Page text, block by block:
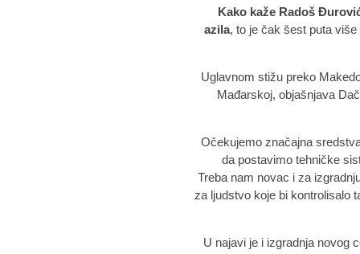
Kako kaže Radoš
azila, to je čak šest puta više
Uglavnom stižu preko
Mađarskoj, objašnjava
"Očekujemo značajna
da postavimo tehničke
Treba nam novac i za
za ljudstvo koje bi kontrolisalo
U najavi je i izgradnja novog